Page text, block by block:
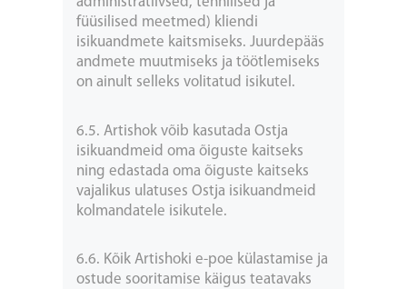
füüsilised meetmed) kliendi
isikuandmete kaitsmiseks. Juurdepääs
andmete muutmiseks ja töötlemiseks
on ainult selleks volitatud isikutel.
6.5. Artishok võib kasutada Ostja
isikuandmeid oma õiguste kaitseks
ning edastada oma õiguste kaitseks
vajalikus ulatuses Ostja isikuandmeid
kolmandatele isikutele.
6.6. Kõik Artishoki e-poe külastamise ja
ostude sooritamise käigus teatavaks